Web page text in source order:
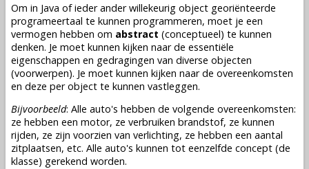
Om in Java of ieder ander willekeurig object georiënteerde
programeertaal te kunnen programmeren, moet je een
vermogen hebben om abstract (conceptueel) te kunnen
denken. Je moet kunnen kijken naar de essentiële
eigenschappen en gedragingen van diverse objecten
(voorwerpen). Je moet kunnen kijken naar de overeenkomsten
en deze per object te kunnen vastleggen.
Bijvoorbeeld: Alle auto's hebben de volgende overeenkomsten:
ze hebben een motor, ze verbruiken brandstof, ze kunnen
rijden, ze zijn voorzien van verlichting, ze hebben een aantal
zitplaatsen, etc. Alle auto's kunnen tot eenzelfde concept (de
klasse) gerekend worden.